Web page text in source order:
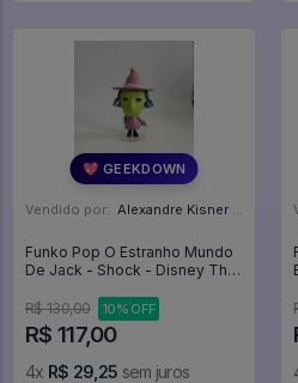
💖 GEEKDOWN
Vendido por: Alexandre Kisner - PR
Funko Pop O Estranho Mundo
De Jack - Shock - Disney The
#407
R$ 130,00 10% OFF
R$ 117,00
4x R$ 29,25 sem juros